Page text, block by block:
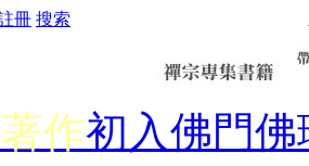
冊 搜索
作初入佛門佛